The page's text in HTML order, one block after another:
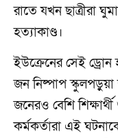
রাতে যখন ছাত্রীরা
হত্যাকাণ্ড।
ইউক্রেনের সেই
জন নিষ্পাপ স্কুলপড়ুয়া
জনেরও বেশি
কর্মকর্তারা এই